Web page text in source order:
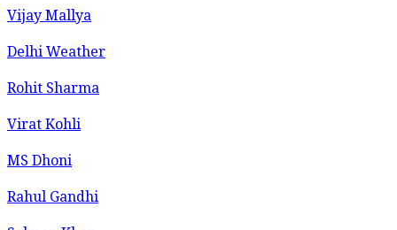
Vijay Mallya
Delhi Weather
Rohit Sharma
Virat Kohli
MS Dhoni
Rahul Gandhi